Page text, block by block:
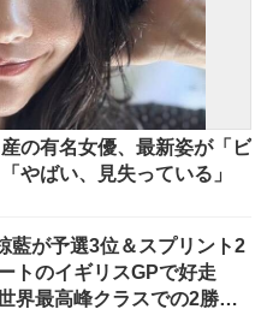
の有名女優、最新姿が「ビ
やばい、見失っている」
藍が予選3位＆スプリント2
トのイギリスGPで好走
界最高峰クラスでの2勝目